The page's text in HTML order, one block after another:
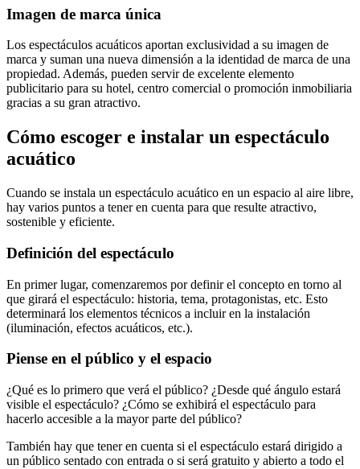
Imagen de marca única
Los espectáculos acuáticos aportan exclusividad a su imagen de
marca y suman una nueva dimensión a la identidad de marca de una
propiedad. Además, pueden servir de excelente elemento
publicitario para su hotel, centro comercial o promoción inmobiliaria
gracias a su gran atractivo.
Cómo escoger e instalar un espectáculo
acuático
Cuando se instala un espectáculo acuático en un espacio al aire libre,
hay varios puntos a tener en cuenta para que resulte atractivo,
sostenible y eficiente.
Definición del espectáculo
En primer lugar, comenzaremos por definir el concepto en torno al
que girará el espectáculo: historia, tema, protagonistas, etc. Esto
determinará los elementos técnicos a incluir en la instalación
(iluminación, efectos acuáticos, etc.).
Piense en el público y el espacio
¿Qué es lo primero que verá el público? ¿Desde qué ángulo estará
visible el espectáculo? ¿Cómo se exhibirá el espectáculo para
hacerlo accesible a la mayor parte del público?
También hay que tener en cuenta si el espectáculo estará dirigido a
un público sentado con entrada o si será gratuito y abierto a todo el